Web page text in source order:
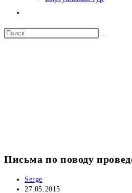
по
Письма по поводу
Автор
записи:
Serge
Запись
27.05.2015